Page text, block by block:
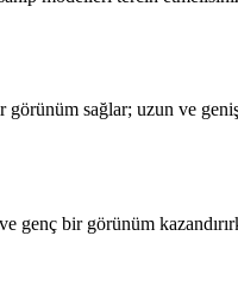
sağlar; uzun ve
genç bir görünüm